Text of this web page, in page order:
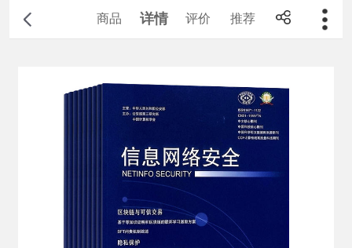
商品 详情 评价 推荐